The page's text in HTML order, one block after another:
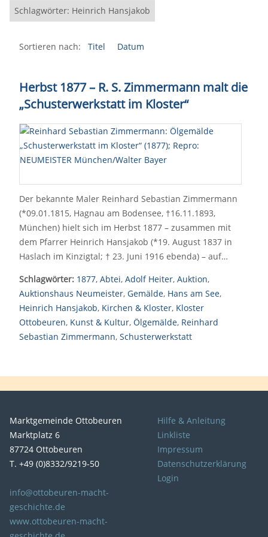
Schlagwörter: Heinrich Hansjakob
Sortieren nach: Titel Datum
Herbst 1877 – R. S. Zimmermann malt die
„Schusterwerkstatt im Kloster“
Der bekannte Maler Reinhard Sebastian Zimmermann
(*09.01.1815, Hagnau am Bodensee, †16.11.1893,
München) hielt sich im Herbst 1877 – zusammen mit
dem Pfarrer Heinrich Hansjakob (*19. August 1837 in
Haslach im Kinzigtal; † 23. Juni 1916 ebenda) – auf…
Schlagwörter: 1877, Abtei, Adolf Heiter, Auktion,
Auktionshaus Neumeister, Gemälde, Hans am See,
Heinrich Hansjakob, Kirchen & Kloster, Kloster
Ottobeuren, Kunst & Kultur, Ölgemälde, Reinhard
Sebastian Zimmermann, Schusterwerkstatt
Marktgemeinde Ottobeuren
Marktplatz 6
87724 Ottobeuren
T. +49 (0)8332/9219-50
info@ottobeuren-macht-
geschichte.de
www.ottobeuren-macht-
Hilfe & Anleitung
Linkliste
Impressum
Datenschutzerklärung
Login